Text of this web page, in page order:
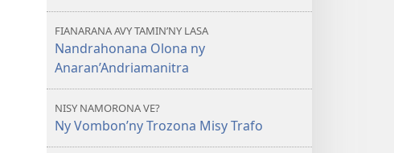
FIANARANA AVY TAMIN’NY LASA
Nandrahonana Olona ny
Anaran’Andriamanitra
NISY NAMORONA VE?
Ny Vombon’ny Trozona Misy Trafo